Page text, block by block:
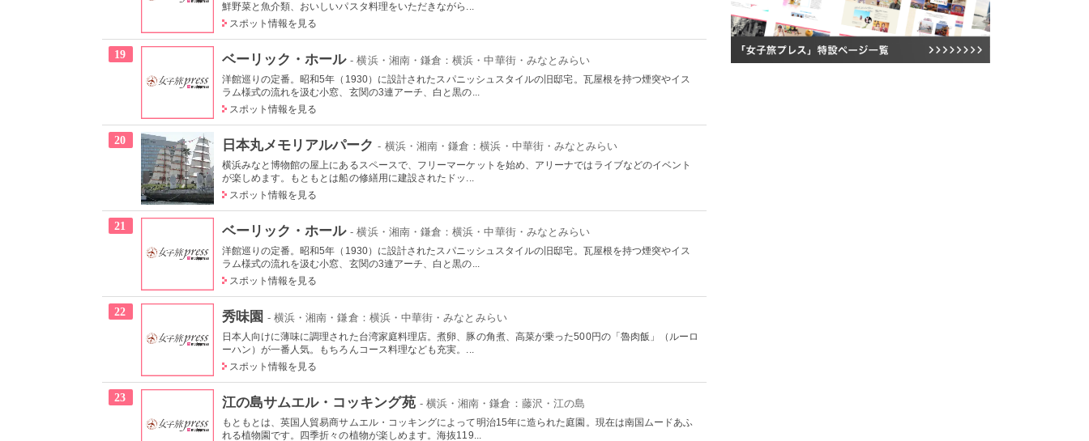
鮮野菜と魚介類、おいしいパスタ料理をいただきながら...
スポット情報を見る
19 ベーリック・ホール - 横浜・湘南・鎌倉：横浜・中華街・みなとみらい
洋館巡りの定番。昭和5年（1930）に設計されたスパニッシュスタイルの旧邸宅。瓦屋根を持つ煙突やイス
ラム様式の流れを汲む小窓、玄関の3連アーチ、白と黒の...
スポット情報を見る
20 日本丸メモリアルパーク - 横浜・湘南・鎌倉：横浜・中華街・みなとみらい
横浜みなと博物館の屋上にあるスペースで、フリーマーケットを始め、アリーナではライブなどのイベント
が楽しめます。もともとは船の修繕用に建設されたドッ...
スポット情報を見る
21 ベーリック・ホール - 横浜・湘南・鎌倉：横浜・中華街・みなとみらい
洋館巡りの定番。昭和5年（1930）に設計されたスパニッシュスタイルの旧邸宅。瓦屋根を持つ煙突やイス
ラム様式の流れを汲む小窓、玄関の3連アーチ、白と黒の...
スポット情報を見る
22 秀味園 - 横浜・湘南・鎌倉：横浜・中華街・みなとみらい
日本人向けに薄味に調理された台湾家庭料理店。煮卵、豚の角煮、高菜が乗った500円の「魯肉飯」（ルーロ
ーハン）が一番人気。もちろんコース料理なども充実。...
スポット情報を見る
23 江の島サムエル・コッキング苑 - 横浜・湘南・鎌倉：藤沢・江の島
もともとは、英国人貿易商サムエル・コッキングによって明治15年に造られた庭園。現在は南国ムードあふ
れる植物園です。四季折々の植物が楽しめます。海抜119...